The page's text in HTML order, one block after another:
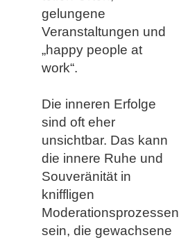
gelungene
Veranstaltungen und
„happy people at
work“.
Die inneren Erfolge
sind oft eher
unsichtbar. Das kann
die innere Ruhe und
Souveränität in
kniffligen
Moderationsprozessen
sein, die gewachsene